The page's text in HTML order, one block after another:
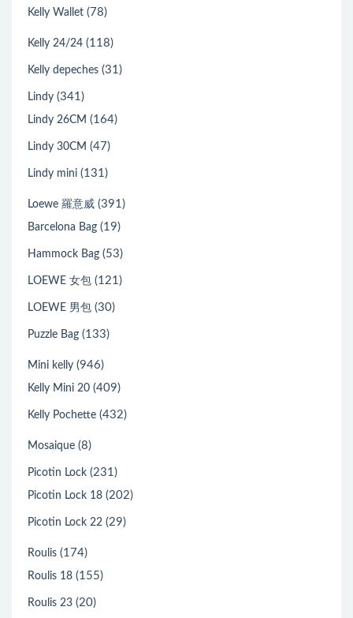
Kelly Wallet (78)
Kelly 24/24 (118)
Kelly depeches (31)
Lindy (341)
Lindy 26CM (164)
Lindy 30CM (47)
Lindy mini (131)
Loewe 羅意威 (391)
Barcelona Bag (19)
Hammock Bag (53)
LOEWE 女包 (121)
LOEWE 男包 (30)
Puzzle Bag (133)
Mini kelly (946)
Kelly Mini 20 (409)
Kelly Pochette (432)
Mosaique (8)
Picotin Lock (231)
Picotin Lock 18 (202)
Picotin Lock 22 (29)
Roulis (174)
Roulis 18 (155)
Roulis 23 (20)